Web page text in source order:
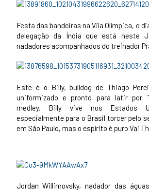
Festa das bandeiras na Vila Olímpica, o
delegação da Índia que está neste
nadadores acompanhados do treinador
Este é o Billy, bulldog de Thiago
uniformizado e pronto para latir por
medley. Billy vive nos Estados
especialmente para o Brasil torcer pelo
em São Paulo, mas o espírito é puro Vai
Jordan Willimovsky, nadador das